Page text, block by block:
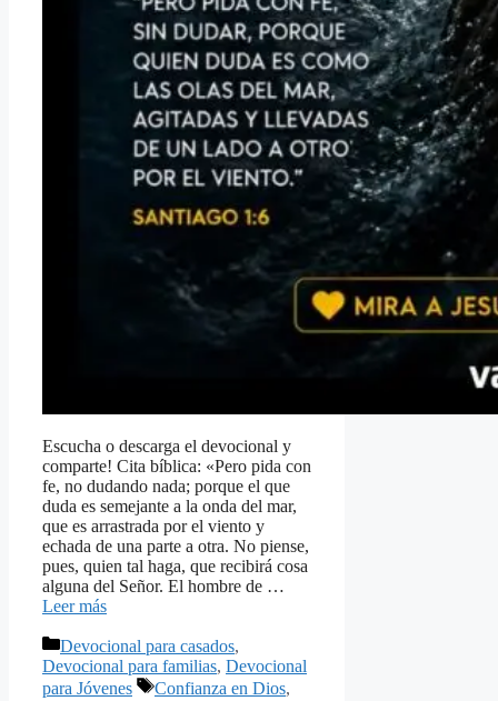
Escucha o descarga el devocional y
comparte! Cita bíblica: «Pero pida con
fe, no dudando nada; porque el que
duda es semejante a la onda del mar,
que es arrastrada por el viento y
echada de una parte a otra. No piense,
pues, quien tal haga, que recibirá cosa
alguna del Señor. El hombre de …
Leer más
Categorías
Devocional para casados,
Devocional para familias, Devocional
para Jóvenes
Etiquetas
Confianza en Dios,